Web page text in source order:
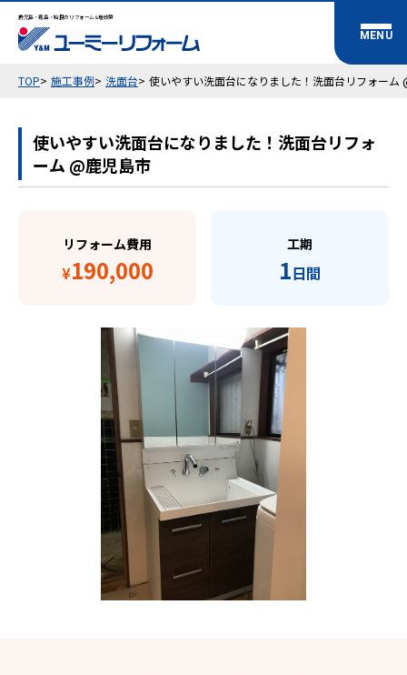
鹿児島・霧島・姶良のリフォーム&増改築
TOP 施工事例 洗面台 使いやすい洗面台になりました！洗面台リフォー
使いやすい洗面台になりました！洗面台リフォ
ーム @鹿児島市
リフォーム費用
¥190,000
工期
1日間